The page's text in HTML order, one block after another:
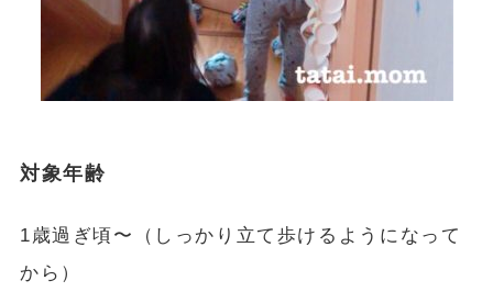
対象年齢
1歳過ぎ頃〜（しっかり立て歩けるようになって
から）